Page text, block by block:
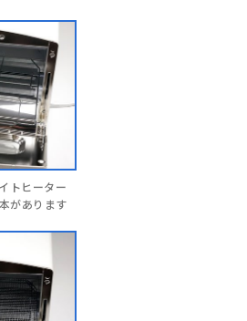
トヒーター
があります